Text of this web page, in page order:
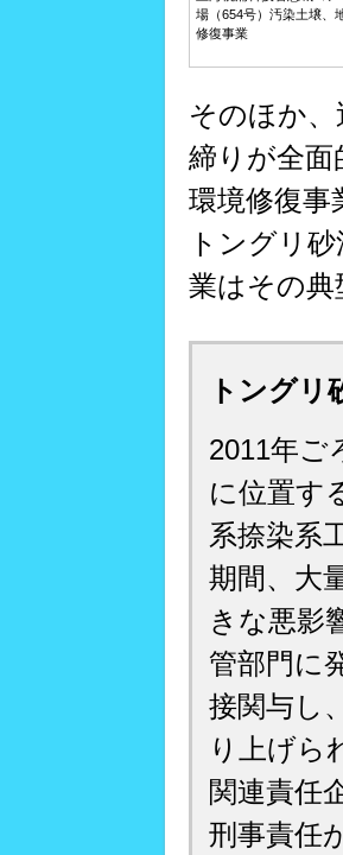
場（654号）汚染土壌、
修復事業
そのほか
締りが全面
環境修復事
トングリ
業はその
トングリ
2011年ご
に位置す
系捺染系
期間、大
きな悪影
管部門に
接関与し
り上げら
関連責任
刑事責任